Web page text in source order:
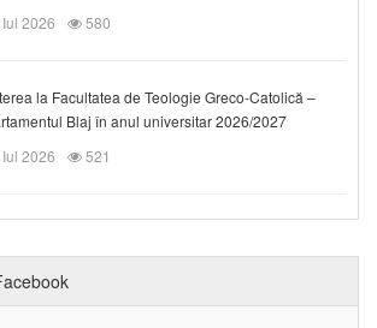
2026
580
la Facultatea de Teologie Greco-Catolică –
Blaj în anul universitar 2026/2027
2026
521